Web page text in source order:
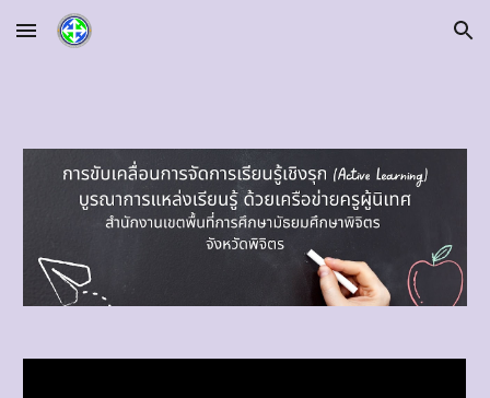
Skip to main content Skip to navigation